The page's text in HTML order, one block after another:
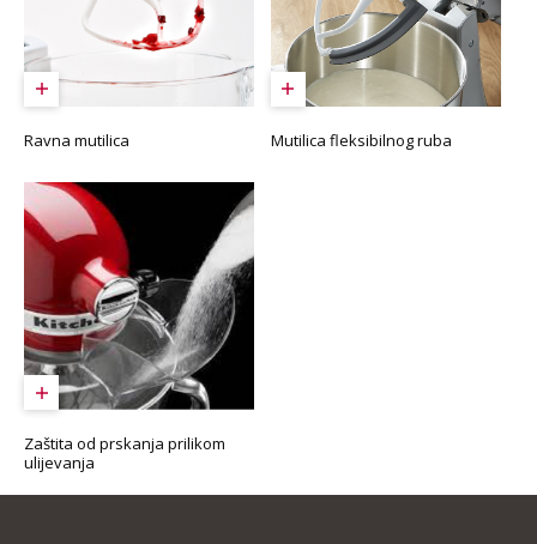
Ravna mutilica Mutilica fleksibilnog ruba
Zaštita od prskanja prilikom
ulijevanja